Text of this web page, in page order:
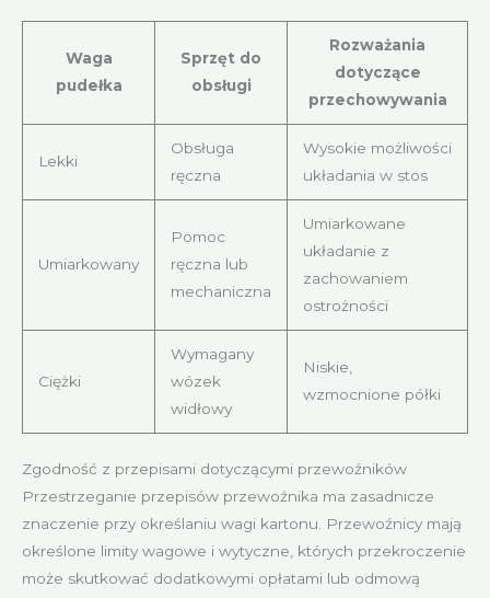
Waga
pudełka
Sprzęt do
obsługi
Rozważania
dotyczące
przechowywania
Lekki
Obsługa
ręczna
Wysokie możliwości
układania w stos
Umiarkowany
Pomoc
ręczna lub
mechaniczna
Umiarkowane
układanie z
zachowaniem
ostrożności
Ciężki
Wymagany
wózek
widłowy
Niskie,
wzmocnione półki
Zgodność z przepisami dotyczącymi przewoźników
Przestrzeganie przepisów przewoźnika ma zasadnicze
znaczenie przy określaniu wagi kartonu. Przewoźnicy mają
określone limity wagowe i wytyczne, których przekroczenie
może skutkować dodatkowymi opłatami lub odmową